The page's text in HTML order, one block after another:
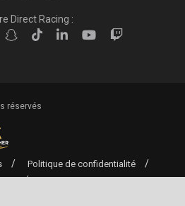
Direct Racing :
réservés
Politique de confidentialité